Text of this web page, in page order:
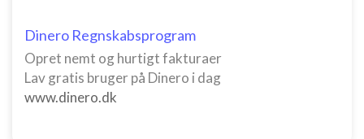
Dinero Regnskabsprogram
Opret nemt og hurtigt fakturaer
Lav gratis bruger på Dinero i dag
www.dinero.dk